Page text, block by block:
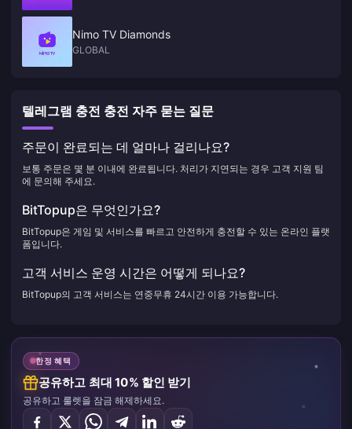
Nimo TV Diamonds
GLOBAL
텔레그램 충전 충전 자주 묻는 질문
주문이 완료되는 데 얼마나 걸리나요?
보통 주문은 몇 분 이내에 완료됩니다. 처리가 지연되는 경우 고객 지원 팀
에 문의해 주세요.
BitTopup은 무엇인가요?
BitTopup은 게임 및 서비스를 빠르고 안전하게 충전할 수 있는 온라인 플랫
폼입니다.
고객 서비스 운영 시간은 어떻게 되나요?
BitTopup의 고객 서비스는 연중무휴 24시간 이용 가능합니다.
한정 혜택
공유하고 최대 10% 할인 받기
공유하고 룰렛을 잠금 해제하세요.